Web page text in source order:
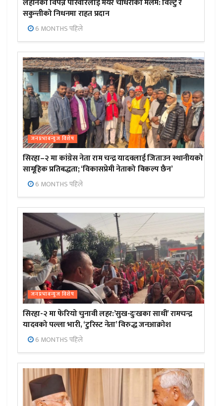
लहानका विपन्न परिवारलाई मेयर चौधरीको मलम: विल्टु र
सकुन्तीको निधनमा राहत प्रदान
6 MONTHS पहिले
जनप्रभाबन्युज विशेष
सिरहा–२ मा कांग्रेस नेता राम चन्द्र यादवलाई जिताउन स्थानीयको
सामूहिक प्रतिबद्धता; ‘विकासप्रेमी नेताको विकल्प छैन’
6 MONTHS पहिले
जनप्रभाबन्युज विशेष
सिरहा-२ मा फेरियो चुनावी लहर:’सुख-दुःखका साथी’ रामचन्द्र
यादवको पल्ला भारी, ‘टुरिस्ट नेता’ विरुद्ध जनआक्रोश
6 MONTHS पहिले